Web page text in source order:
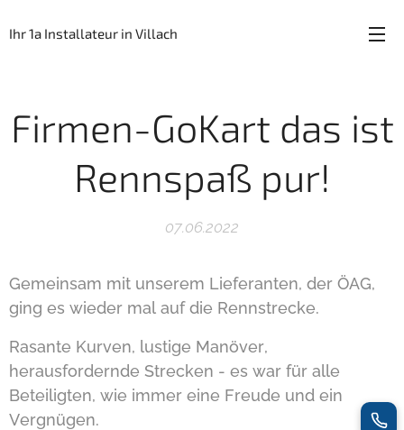
Ihr 1a Installateur in Villach
Firmen-GoKart das ist
Rennspaß pur!
07.06.2022
Gemeinsam mit unserem Lieferanten, der ÖAG,
ging es wieder mal auf die Rennstrecke.
Rasante Kurven, lustige Manöver,
herausfordernde Strecken - es war für alle
Beteiligten, wie immer eine Freude und ein
Vergnügen.